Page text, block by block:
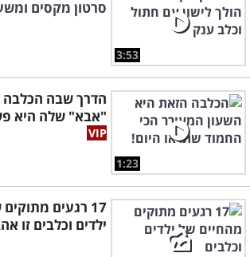
3:53
סרטון מקסים
1:23
הדרך שבה
"אבא" שלה היא
17 רגעים
ילדים וכלבים זו